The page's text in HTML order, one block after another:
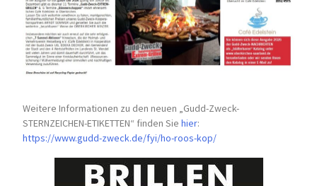
Weitere Informationen zu den neuen „Gudd-Zweck-
STERNZEICHEN-ETIKETTEN“ finden Siehier:
https://www.gudd-zweck.de/fyi/ho-roos-kop/